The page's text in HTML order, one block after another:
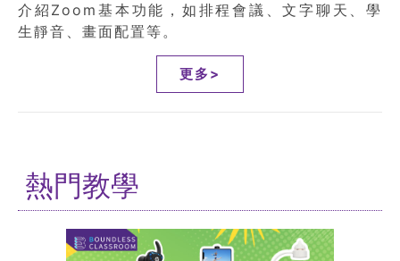
介紹Zoom基本功能，如排程會議、文字聊天、學
生靜音、畫面配置等。
更多>
熱門教學